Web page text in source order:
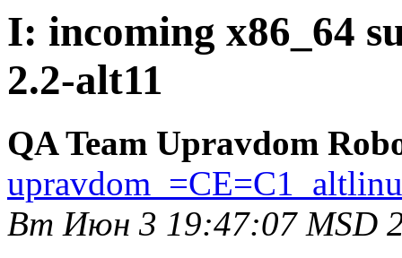
I: incoming x86_64
2.2-alt11
QA Team Upravdom
Вт Июн 3 19:47:07 MSD